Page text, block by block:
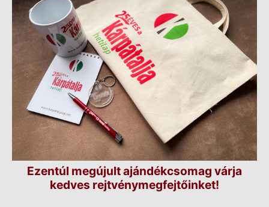
Ezentúl megújult ajándékcsomag várja
kedves rejtvénymegfejtőinket!